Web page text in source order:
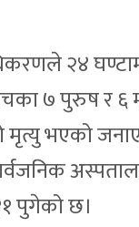
२४
७ पुरुष र ६
मृत्यु भएको
पुगेको छ।